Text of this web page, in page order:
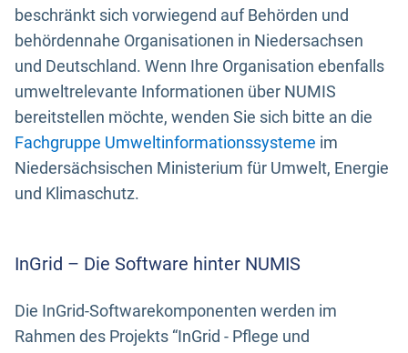
beschränkt sich vorwiegend auf Behörden und
behördennahe Organisationen in Niedersachsen
und Deutschland. Wenn Ihre Organisation ebenfalls
umweltrelevante Informationen über NUMIS
bereitstellen möchte, wenden Sie sich bitte an die
Fachgruppe Umweltinformationssysteme im
Niedersächsischen Ministerium für Umwelt, Energie
und Klimaschutz.
InGrid – Die Software hinter NUMIS
Die InGrid-Softwarekomponenten werden im
Rahmen des Projekts “InGrid - Pflege und